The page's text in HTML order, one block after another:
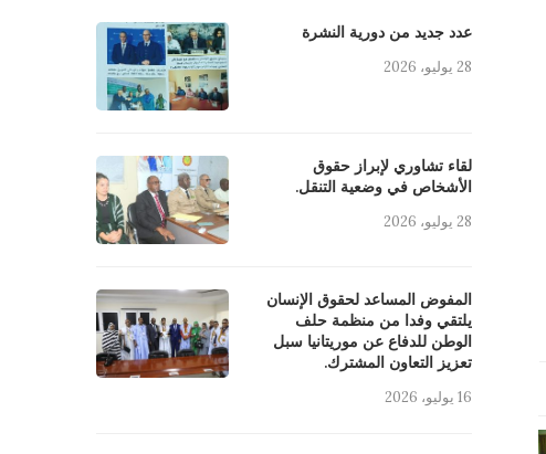
عدد جديد من دورية النشرة
28 يوليو، 2026
لقاء تشاوري لإبراز حقوق
الأشخاص في وضعية التنقل.
28 يوليو، 2026
المفوض المساعد لحقوق الإنسان
يلتقي وفدا من منظمة حلف
الوطن للدفاع عن موريتانيا سبل
تعزيز التعاون المشترك.
16 يوليو، 2026